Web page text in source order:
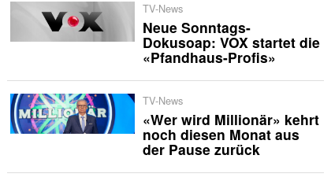
TV-News
Neue Sonntags-
Dokusoap: VOX startet die
«Pfandhaus-Profis»
TV-News
«Wer wird Millionär» kehrt
noch diesen Monat aus
der Pause zurück